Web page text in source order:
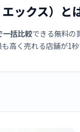
エックス）と
一括比較できる無料の
高く売れる店舗が1秒